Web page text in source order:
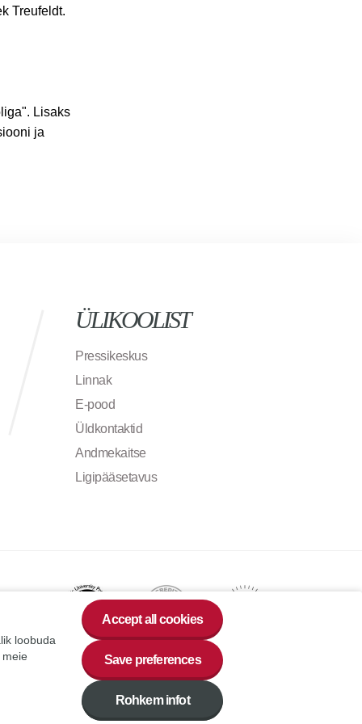
Treufeldt.
Lisaks
ja
ÜLIKOOLIST
Pressikeskus
Linnak
E-pood
Üldkontaktid
Andmekaitse
Ligipääsetavus
loobuda
meie
Accept all cookies
Save preferences
Rohkem infot